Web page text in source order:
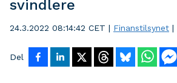
svindlere
24.3.2022 08:14:42 CET | Finanstilsynet |
Del